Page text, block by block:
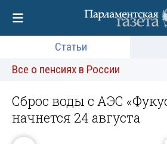
Статьи
Все о пенсиях в России
Сброс воды с АЭС
начнется 24 августа